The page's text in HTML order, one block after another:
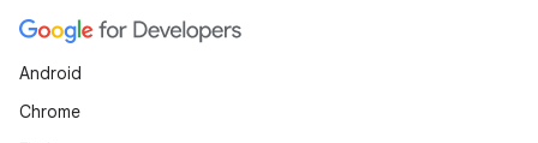
Android
Chrome